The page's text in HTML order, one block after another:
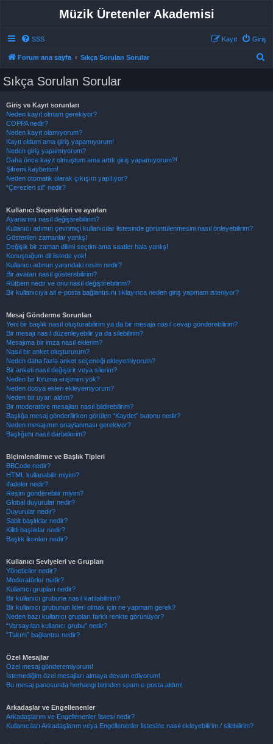
Müzik Üretenler Akademisi
SSS Giriş
Kayıt
Forum ana sayfa Sıkça Sorulan Sorular
Sıkça Sorulan Sorular
Giriş ve Kayıt sorunları
Neden kayıt olmam gerekiyor?
COPPA nedir?
Neden kayıt olamıyorum?
Kayıt oldum ama giriş yapamıyorum!
Neden giriş yapamıyorum?
Daha önce kayıt olmuştum ama artık giriş yapamıyorum?!
Şifremi kaybettim!
Neden otomatik olarak çıkışım yapılıyor?
“Çerezleri sil” nedir?
Kullanıcı Seçenekleri ve ayarları
Ayarlarımı nasıl değiştirebilirim?
Kullanıcı adımın çevrimiçi kullanıcılar listesinde görüntülenmesini nasıl önleyebilirim?
Gösterilen zamanlar yanlış!
Değişik bir zaman dilimi seçtim ama saatler hala yanlış!
Konuştuğum dil listede yok!
Kullanıcı adımın yanındaki resim nedir?
Bir avatarı nasıl gösterebilirim?
Rütbem nedir ve onu nasıl değiştirebilirim?
Bir kullanıcıya ait e-posta bağlantısını tıklayınca neden giriş yapmam isteniyor?
Mesaj Gönderme Sorunları
Yeni bir başlık nasıl oluşturabilirim ya da bir mesaja nasıl cevap gönderebilirim?
Bir mesajı nasıl düzenleyebilir ya da silebilirim?
Mesajıma bir imza nasıl eklerim?
Nasıl bir anket oluştururum?
Neden daha fazla anket seçeneği ekleyemiyorum?
Bir anketi nasıl değiştirir veya silerim?
Neden bir foruma erişimim yok?
Neden dosya ekleri ekleyemiyorum?
Neden bir uyarı aldım?
Bir moderatöre mesajları nasıl bildirebilirim?
Başlığa mesaj gönderilirken görülen “Kaydet” butonu nedir?
Neden mesajımın onaylanması gerekiyor?
Başlığımı nasıl darbelerim?
Biçimlendirme ve Başlık Tipleri
BBCode nedir?
HTML kullanabilir miyim?
İfadeler nedir?
Resim gönderebilir miyim?
Global duyurular nedir?
Duyurular nedir?
Sabit başlıklar nedir?
Kilitli başlıklar nedir?
Başlık ikonları nedir?
Kullanıcı Seviyeleri ve Grupları
Yöneticiler nedir?
Moderatörler nedir?
Kullanıcı grupları nedir?
Bir kullanıcı grubuna nasıl katılabilirim?
Bir kullanıcı grubunun lideri olmak için ne yapmam gerek?
Neden bazı kullanıcı grupları farklı renkte görünüyor?
“Varsayılan kullanıcı grubu” nedir?
“Takım” bağlantısı nedir?
Özel Mesajlar
Özel mesaj gönderemiyorum!
İstemediğim özel mesajları almaya devam ediyorum!
Bu mesaj panosunda herhangi birinden spam e-posta aldım!
Arkadaşlar ve Engellenenler
Arkadaşlarım ve Engellenenler listesi nedir?
Kullanıcıları Arkadaşlarım veya Engellenenler listesine nasıl ekleyebilirim / silebilirim?